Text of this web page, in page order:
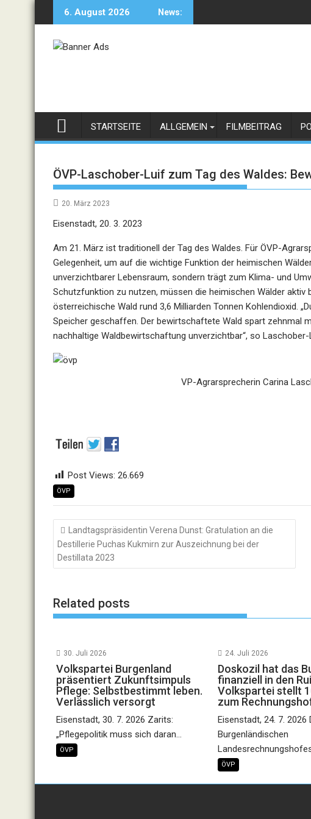
6. August 2026 News:
STARTSEITE ALLGEMEIN FILMBEITRAG
ÖVP-Laschober-Luif zum Tag des Waldes:
20. März 2023
Eisenstadt, 20. 3. 2023
Am 21. März ist traditionell der Tag des Waldes. Für ÖVP-
Gelegenheit, um auf die wichtige Funktion der heimischen
unverzichtbarer Lebensraum, sondern trägt zum Klima- und
Schutzfunktion zu nutzen, müssen die heimischen Wälder aktiv
österreichische Wald rund 3,6 Milliarden Tonnen Kohlendioxid.
Speicher geschaffen. Der bewirtschaftete Wald spart zehnmal
nachhaltige Waldbewirtschaftung unverzichtbar“, so
VP-Agrarsprecherin Carina
Post Views: 26.669
ÖVP
Beitragsnavigation
Landtagspräsidentin Verena Dunst: Gratulation an die
Destillerie Puchas Kukmirn zur Auszeichnung bei der
Destillata 2023
Related posts
30. Juli 2026
Volkspartei Burgenland
präsentiert Zukunftsimpuls
Pflege: Selbstbestimmt leben.
Verlässlich versorgt
Eisenstadt, 30. 7. 2026 Zarits:
„Pflegepolitik muss sich daran...
ÖVP
24. Juli 2026
Doskozil hat das
finanziell in den
Volkspartei stellt
zum
Eisenstadt, 24. 7. 2026
Burgenländischen
ÖVP